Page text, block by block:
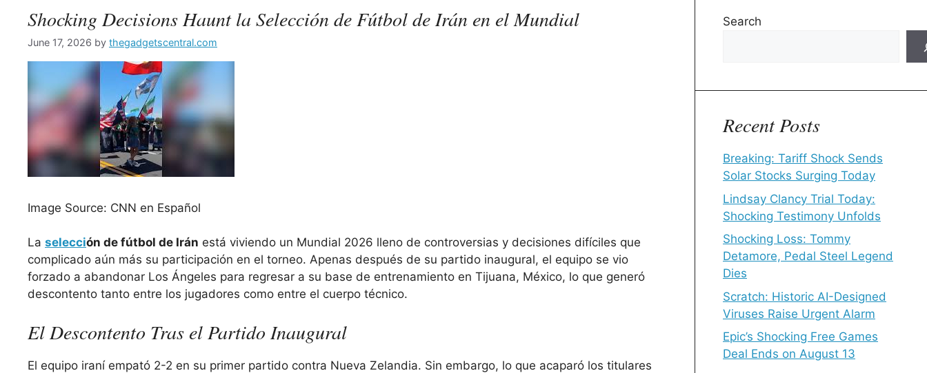
Shocking Decisions Haunt la Selección de Fútbol de Irán en el Mundial
June 17, 2026 by thegadgetscentral.com
Image Source: CNN en Español
La selección de fútbol de Irán está viviendo un Mundial 2026 lleno de controversias y decisiones difíciles que
complicado aún más su participación en el torneo. Apenas después de su partido inaugural, el equipo se vio
forzado a abandonar Los Ángeles para regresar a su base de entrenamiento en Tijuana, México, lo que generó
descontento tanto entre los jugadores como entre el cuerpo técnico.
El Descontento Tras el Partido Inaugural
El equipo iraní empató 2-2 en su primer partido contra Nueva Zelandia. Sin embargo, lo que acaparó los titulares
Search
Recent Posts
Breaking: Tariff Shock Sends
Solar Stocks Surging Today
Lindsay Clancy Trial Today:
Shocking Testimony Unfolds
Shocking Loss: Tommy
Detamore, Pedal Steel Legend
Dies
Scratch: Historic AI-Designed
Viruses Raise Urgent Alarm
Epic’s Shocking Free Games
Deal Ends on August 13